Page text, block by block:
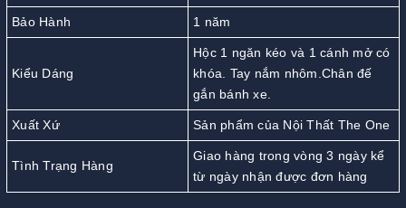
Bảo Hành 1 năm
Kiểu Dáng
Hộc 1 ngăn kéo và 1 cánh mở có
khóa. Tay nắm nhôm.Chân đế
gắn bánh xe.
Xuất Xứ Sản phẩm của Nội Thất The One
Tình Trạng Hàng
Giao hàng trong vòng 3 ngày kể
từ ngày nhận được đơn hàng